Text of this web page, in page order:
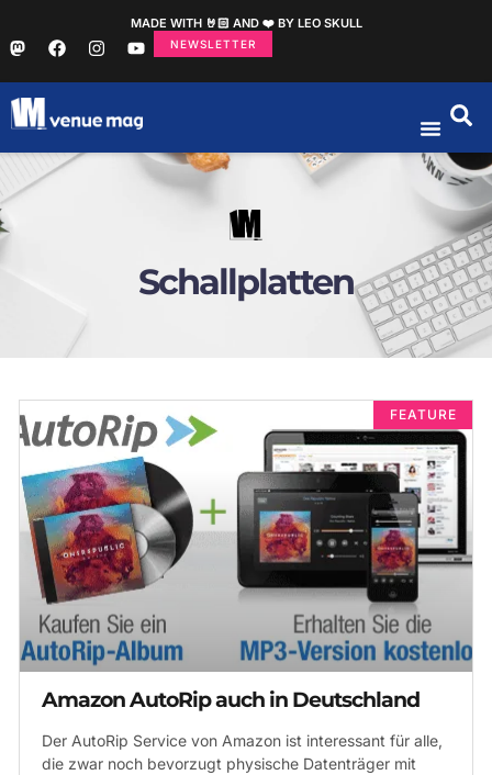
MADE WITH 🤘🏻 AND ❤️ BY LEO SKULL
NEWSLETTER
Schallplatten
FEATURE
Amazon AutoRip auch in Deutschland
Der AutoRip Service von Amazon ist interessant für alle,
die zwar noch bevorzugt physische Datenträger mit